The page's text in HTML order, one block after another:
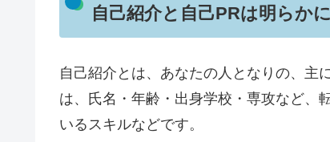
自己紹介と自己PRは明らか
自己紹介とは、あなたの人となりの、主
は、氏名・年齢・出身学校・専攻など、
いるスキルなどです。